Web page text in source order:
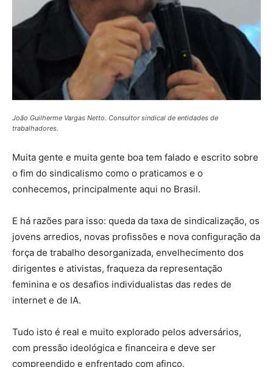
João Guilherme Vargas Netto. Consultor sindical de entidades de
trabalhadores.
Muita gente e muita gente boa tem falado e escrito sobre
o fim do sindicalismo como o praticamos e o
conhecemos, principalmente aqui no Brasil.
E há razões para isso: queda da taxa de sindicalização, os
jovens arredios, novas profissões e nova configuração da
força de trabalho desorganizada, envelhecimento dos
dirigentes e ativistas, fraqueza da representação
feminina e os desafios individualistas das redes de
internet e de IA.
Tudo isto é real e muito explorado pelos adversários,
com pressão ideológica e financeira e deve ser
compreendido e enfrentado com afinco.